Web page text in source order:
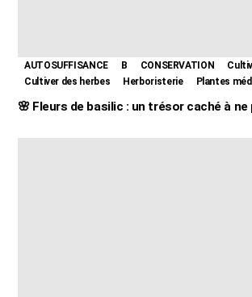
AUTOSUFFISANCE B CONSERVATION
Cultiver des herbes
Herboristerie Plantes
🌸 Fleurs de basilic : un trésor caché à